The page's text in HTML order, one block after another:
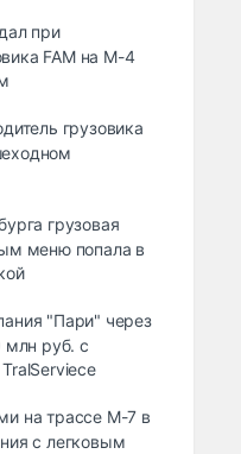
при
FAM на М-4
грузовика
грузовая
меню попала в
"Пари" через
млн руб. с
на трассе М-7 в
с легковым